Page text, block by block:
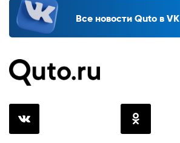
Все новости Quto в VK